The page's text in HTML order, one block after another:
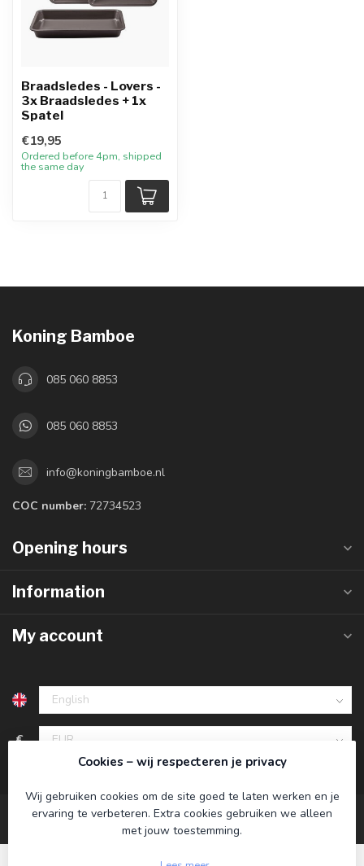
Braadsledes - Lovers -
3x Braadsledes + 1x
Spatel
€19,95
Ordered before 4pm, shipped
the same day
Koning Bamboe
085 060 8853
085 060 8853
info@koningbamboe.nl
COC number: 72734523
Opening hours
Information
My account
€
Cookies – wij respecteren je privacy
Wij gebruiken cookies om de site goed te laten werken en je
ervaring te verbeteren. Extra cookies gebruiken we alleen
met jouw toestemming.